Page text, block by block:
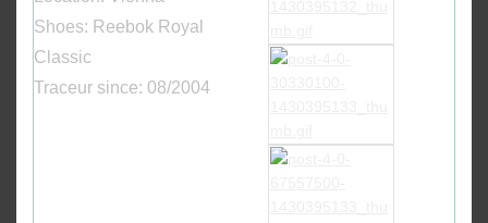
Shoes: Reebok Royal
Classic
Traceur since: 08/2004